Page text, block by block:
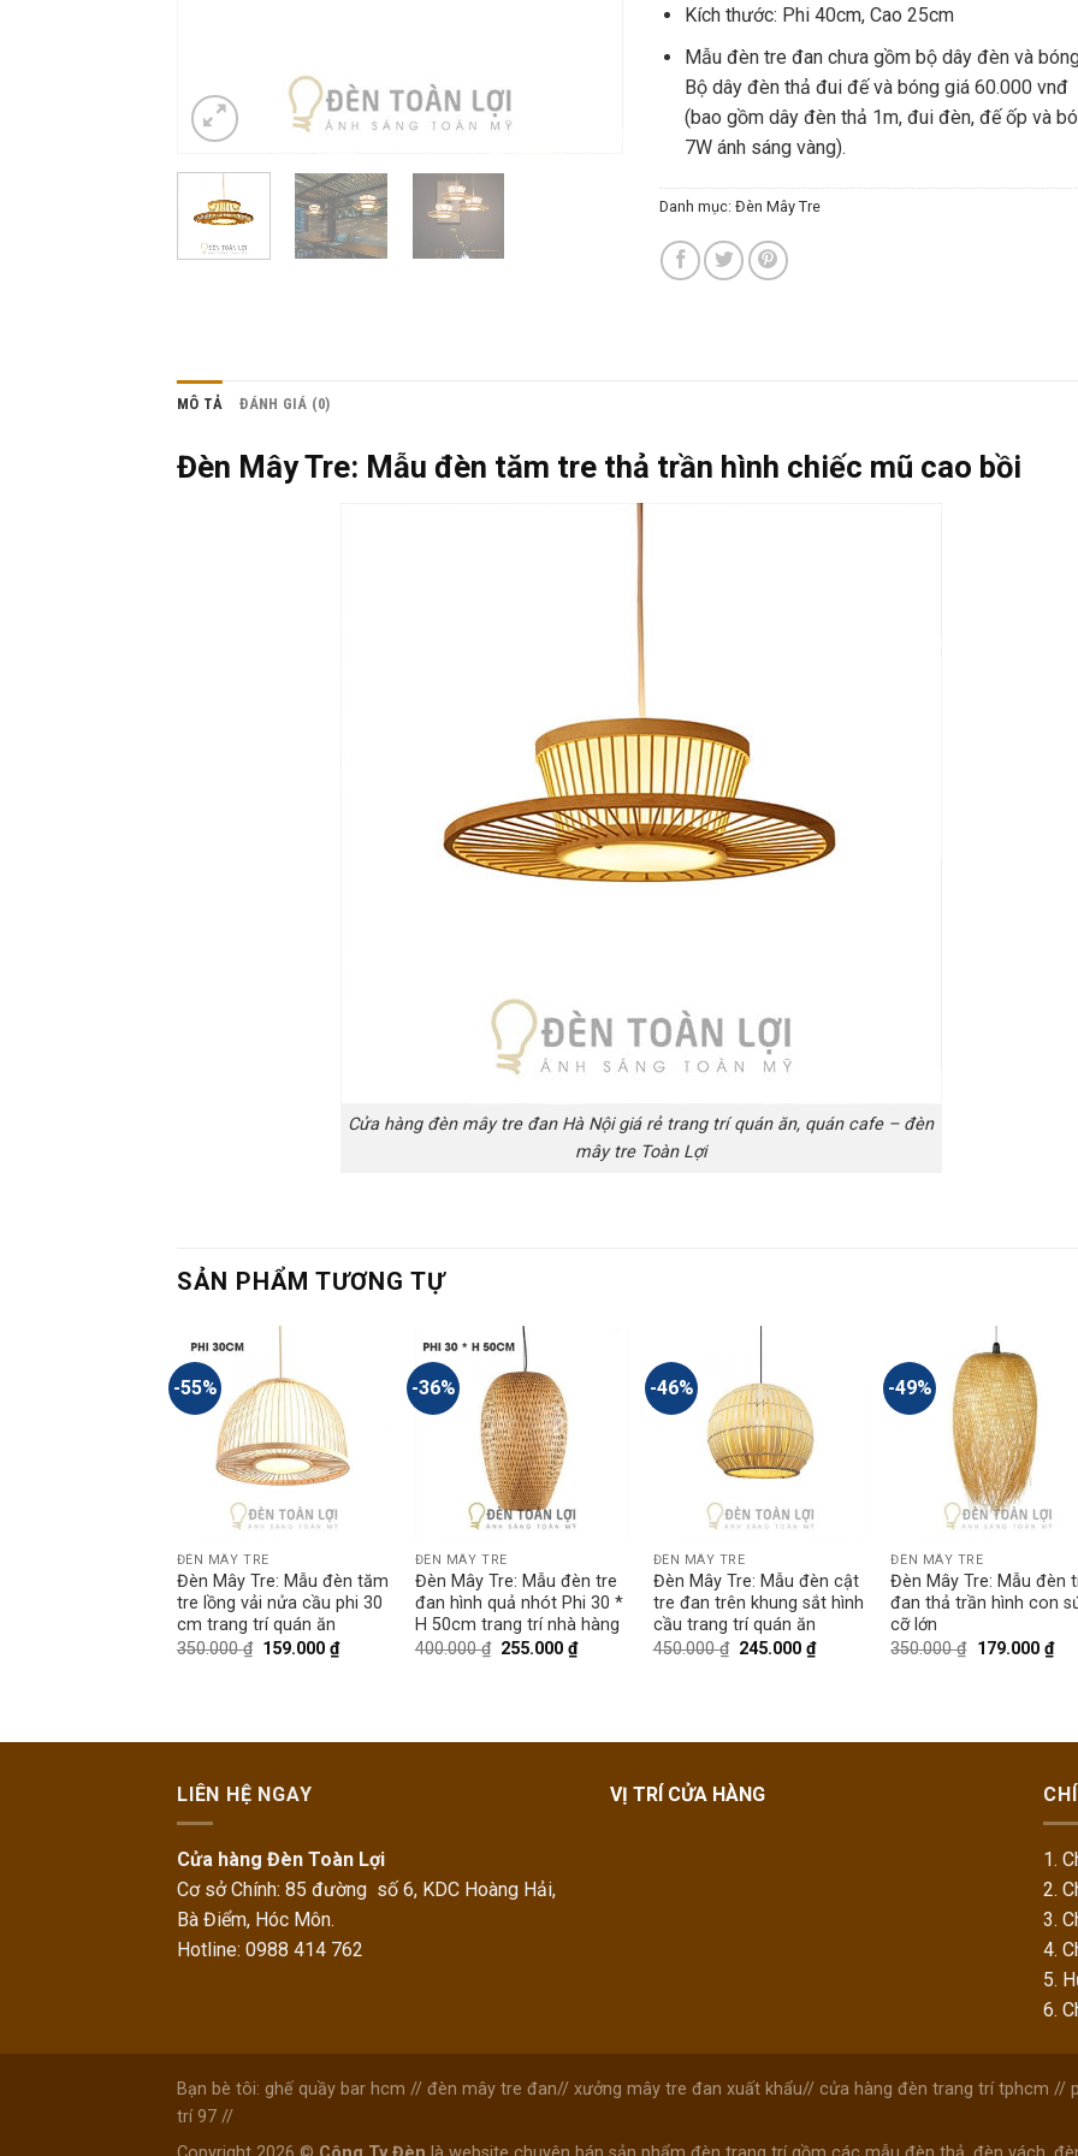
Kích thước: Phi 40cm, Cao 25cm
Mẫu đèn tre đan chưa gồm bộ dây đèn và
Bộ dây đèn thả đui đế và bóng giá 60.000 vnđ
(bao gồm dây đèn thả 1m, đui đèn, đế ốp và
7W ánh sáng vàng).
Danh mục: Đèn Mây Tre
MÔ TẢ ĐÁNH GIÁ (0)
Đèn Mây Tre: Mẫu đèn tăm tre thả trần hình chiếc mũ cao bồi
Cửa hàng đèn mây tre đan Hà Nội giá rẻ trang trí quán ăn, quán cafe – đèn
mây tre Toàn Lợi
SẢN PHẨM TƯƠNG TỰ
-55%
ĐÈN MÂY TRE
Đèn Mây Tre: Mẫu đèn tăm
tre lồng vải nửa cầu phi 30
cm trang trí quán ăn
350.000₫ 159.000₫
-36%
ĐÈN MÂY TRE
Đèn Mây Tre: Mẫu đèn tre
đan hình quả nhót Phi 30 *
H 50cm trang trí nhà hàng
400.000₫ 255.000 ₫
-46%
ĐÈN MÂY TRE
Đèn Mây Tre: Mẫu đèn cật
tre đan trên khung sắt hình
cầu trang trí quán ăn
450.000₫ 245.000 ₫
-49%
ĐÈN MÂY TRE
Đèn Mây Tre: Mẫu đèn
đan thả trần hình con
cỡ lớn
350.000₫ 179.000 ₫
LIÊN HỆ NGAY
Cửa hàng Đèn Toàn Lợi
Cơ sở Chính: 85 đường số 6, KDC Hoàng Hải,
Bà Điểm, Hóc Môn.
Hotline: 0988 414 762
VỊ TRÍ CỬA HÀNG
1.
2.
3.
4.
5.
6.
Bạn bè tôi: ghế quầy bar hcm // đèn mây tre đan// xưởng mây tre đan xuất khẩu// cửa hàng đèn trang trí tphcm //
trí 97 //